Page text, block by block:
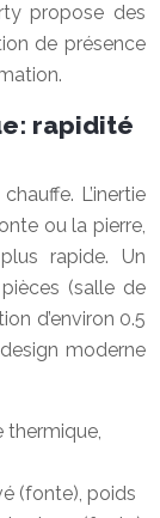
propose des
de présence
rapidité
L’inertie
ou la pierre,
rapide. Un
(salle de
d’environ 0.5
moderne
thermique,
(fonte), poids